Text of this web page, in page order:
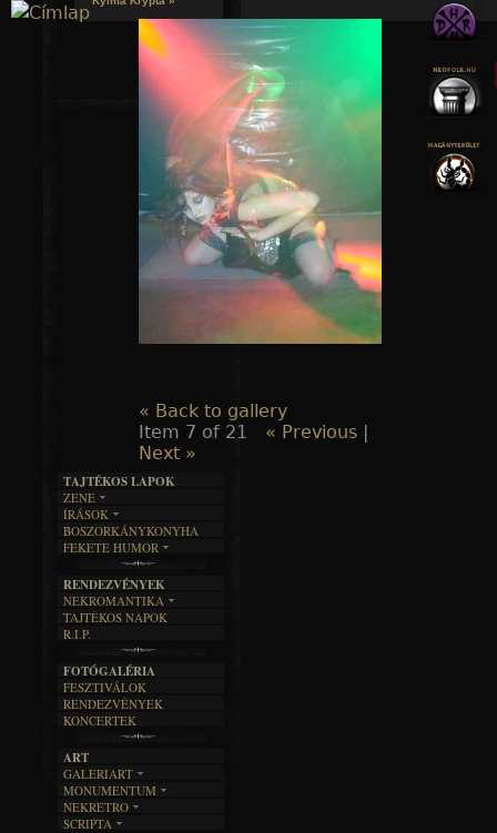
Jump to navigation
« Back to gallery
Item 7 of 21
« Previous |
Next »
TAJTÉKOS LAPOK
ZENE
EGYÜTTESEK
INTERJÚK
FORDÍTÁSOK
DALSZÖVEGEK
ÍRÁSOK
IRODALOM
FILM
ÍRÁSTÖRTÉNET
BOSZORKÁNYKONYHA
FEKETE HUMOR
SZÖVEGES
RENDEZVÉNYEK
NEKROMANTIKA
AKTUÁLIS
A MÚLT
TAJTÉKOS NAPOK
R.I.P.
FOTÓGALÉRIA
FESZTIVÁLOK
RENDEZVÉNYEK
KONCERTEK
ART
GALERIART
ARTGALERI
KÉPREGÉNYEK
MONUMENTUM
TEMETŐK
NEKRETRO
SZUBKULT
SCRIPTA